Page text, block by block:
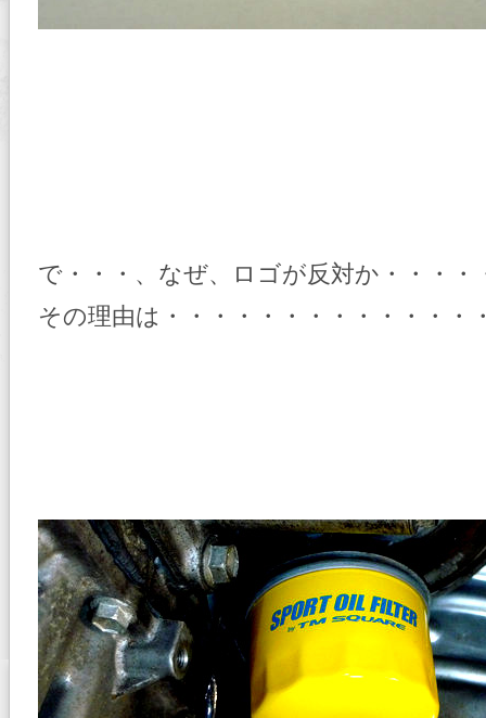
で・・・、なぜ、ロゴが反対か・・・・
その理由は・・・・・・・・・・・・・